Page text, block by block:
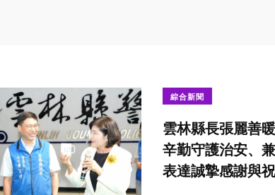
綜合新聞
雲林縣長張麗善
辛勤守護治安、
表達誠摯感謝與